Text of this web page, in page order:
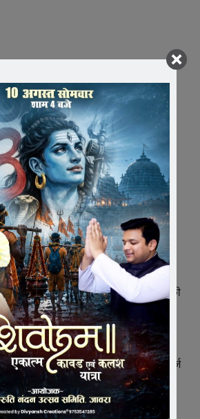
हुई पहचान, राजस्थान के निकले आरोपी
सौभाग्य ज्वेलर्स की दुकान में 15 मई को
ने सोने की बालियां चुराई और भागने में
चुराते हुए वे दोनो सीसीटीवी में कैद हो गए,
शॉप से बाली चुराने वाले पति पत्नी की
की और उन्है गिरफ्तार किया। आरोपी
हैं।
संजय पिता अनोखीलाल छाजेड़ ने माणकचौक
की सोने की बाली चोरी होने की रिपोर्ट दर्ज
थाना प्रभारी रणजीत सिंगार ने टीम गठित
की दुकान मे लगे सीसीटीवी फूटेज व शहर मे